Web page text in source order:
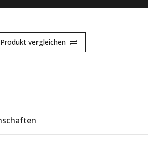
Produkt vergleichen